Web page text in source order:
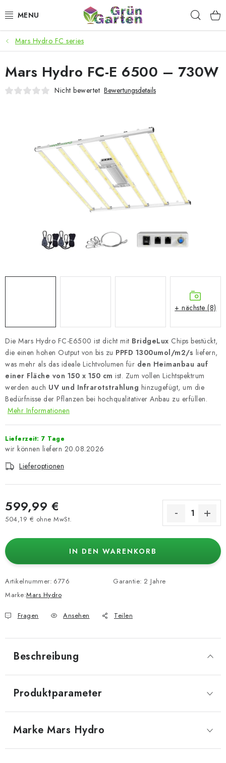
Inhalt
ANGEBOTE
LED PFLANZENLAMPEN
ANBAUBEDARF FÜR DEN HEIMANBAU
MICROGREENS
SMARTER GARTEN
Kaufberatung AGB
Blog
Mars Hydro FC series
Die Mars Hydro FC-E6500 ist dicht mit BridgeLux Chips bestückt,
die einen hohen Output von bis zu PPFD 1300umol/m2/s liefern,
was mehr als das ideale Lichtvolumen für den Heimanbau auf
einer Fläche von 150 x 150 cm ist. Zum vollen Lichtspektrum
werden auch UV und Infrarotstrahlung hinzugefügt, um die
Bedürfnisse der Pflanzen bei hochqualitativer Anbau zu erfüllen.
Mehr Informationen
Lieferzeit: 7 Tage
20.08.2026
Lieferoptionen
599,99 €
504,19 € ohne MwSt.
IN DEN WARENKORB
Artikelnummer: 6776
Marke:Mars Hydro
Garantie: 2 Jahre
Fragen Ansehen Teilen
Mars Hydro FC-E 6500 – 730W
Nicht bewertet Bewertungsdetails
+ nächste (8)
Beschreibung
Produktparameter
Marke Mars Hydro